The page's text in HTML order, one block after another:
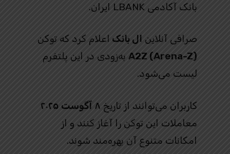
بانک آکادمی LBANK ایران.
صرافی آنلاین ال بانک اعلام کرد که توکن
A2Z (Arena-Z) به‌زودی در این پلتفرم
لیست می‌شود.
کاربران می‌توانند از تاریخ ۸ آگوست ۲۰۲۵
معاملات این توکن را آغاز کنند و از
امکانات متنوع آن بهره‌مند شوند.